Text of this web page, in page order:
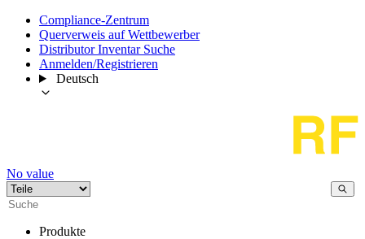
Compliance-Zentrum
Querverweis auf Wettbewerber
Distributor Inventar Suche
Anmelden/Registrieren
Deutsch
No value
Produkte